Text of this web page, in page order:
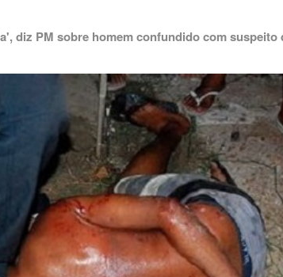
diz PM sobre homem confundido com suspeito